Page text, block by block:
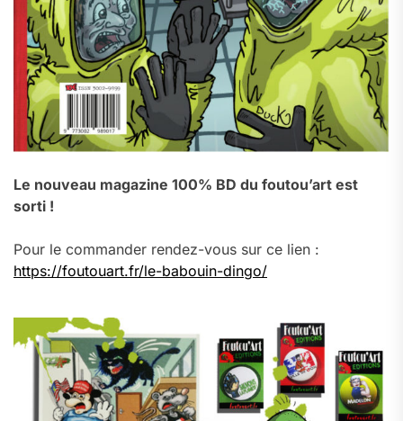
Le nouveau magazine 100% BD du foutou’art est
sorti !
Pour le commander rendez-vous sur ce lien :
https://foutouart.fr/le-babouin-dingo/